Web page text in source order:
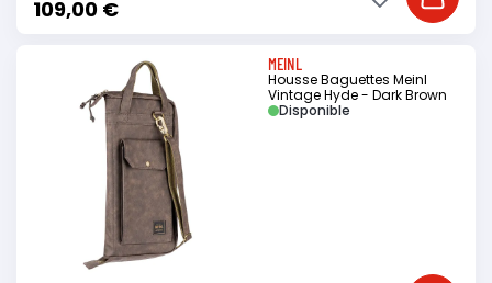
109,00 € Ajouter
Ajouter à ma
MEINL
Housse Baguettes Meinl
Vintage Hyde - Dark Brown
Disponible